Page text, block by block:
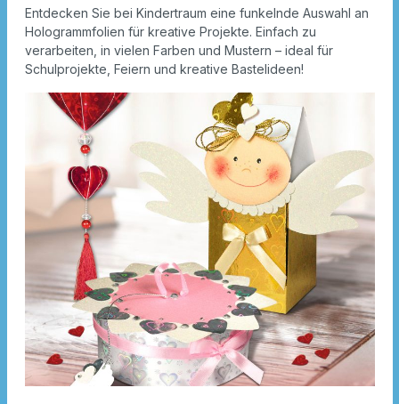
Entdecken Sie bei Kindertraum eine funkelnde Auswahl an
Hologrammfolien für kreative Projekte. Einfach zu
verarbeiten, in vielen Farben und Mustern – ideal für
Schulprojekte, Feiern und kreative Bastelideen!